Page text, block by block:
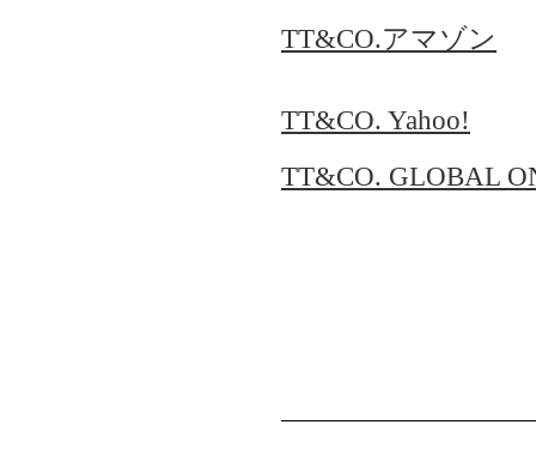
TT&CO.アマゾン
TT&CO. Yahoo!
TT&CO. GLOBAL